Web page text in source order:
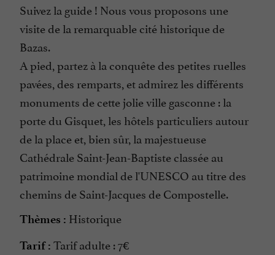
Suivez la guide ! Nous vous proposons une
visite de la remarquable cité historique de
Bazas.
A pied, partez à la conquête des petites ruelles
pavées, des remparts, et admirez les différents
monuments de cette jolie ville gasconne : la
porte du Gisquet, les hôtels particuliers autour
de la place et, bien sûr, la majestueuse
Cathédrale Saint-Jean-Baptiste classée au
patrimoine mondial de l'UNESCO au titre des
chemins de Saint-Jacques de Compostelle.
Thèmes : Historique
Tarif : Tarif adulte : 7€